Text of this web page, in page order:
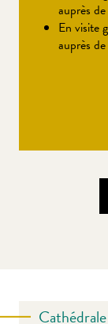
auprès
En visite
auprès
Cathédrale